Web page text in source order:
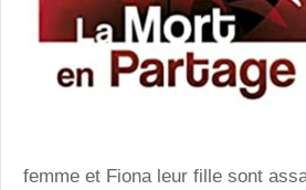
femme et Fiona leur fille sont